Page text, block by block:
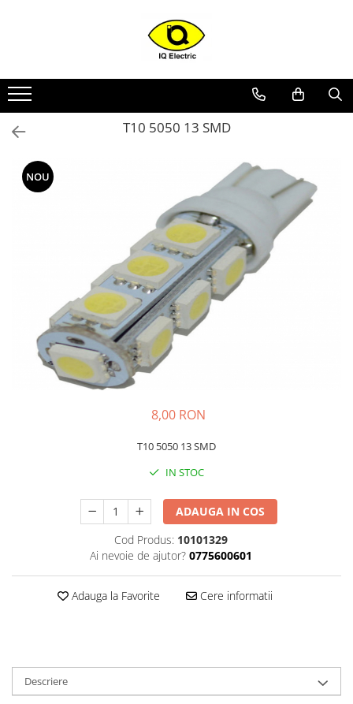
Arduino
Senzori Arduino
Surse miniatura pentru
Audio Arduino
Display Arduino
Platforma de Dezvoltare
Conectica Arduino
Drivere de motor
Kit-uri
Surse de alimentare robotica
Surse de alimentare speciale
Echipamente de laborator
Echipamente de protectie
Unelte de lipit
Truse de scule
T10 5050 13 SMD
NOU
8,00 RON
T10 5050 13 SMD
IN STOC
ADAUGA IN COS
Cod Produs: 10101329
Ai nevoie de ajutor? 0775600601
Adauga la Favorite Cere informatii
Descriere